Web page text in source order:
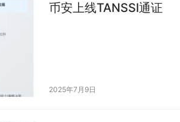
币安上线TANSSI通证
2025年7月9日